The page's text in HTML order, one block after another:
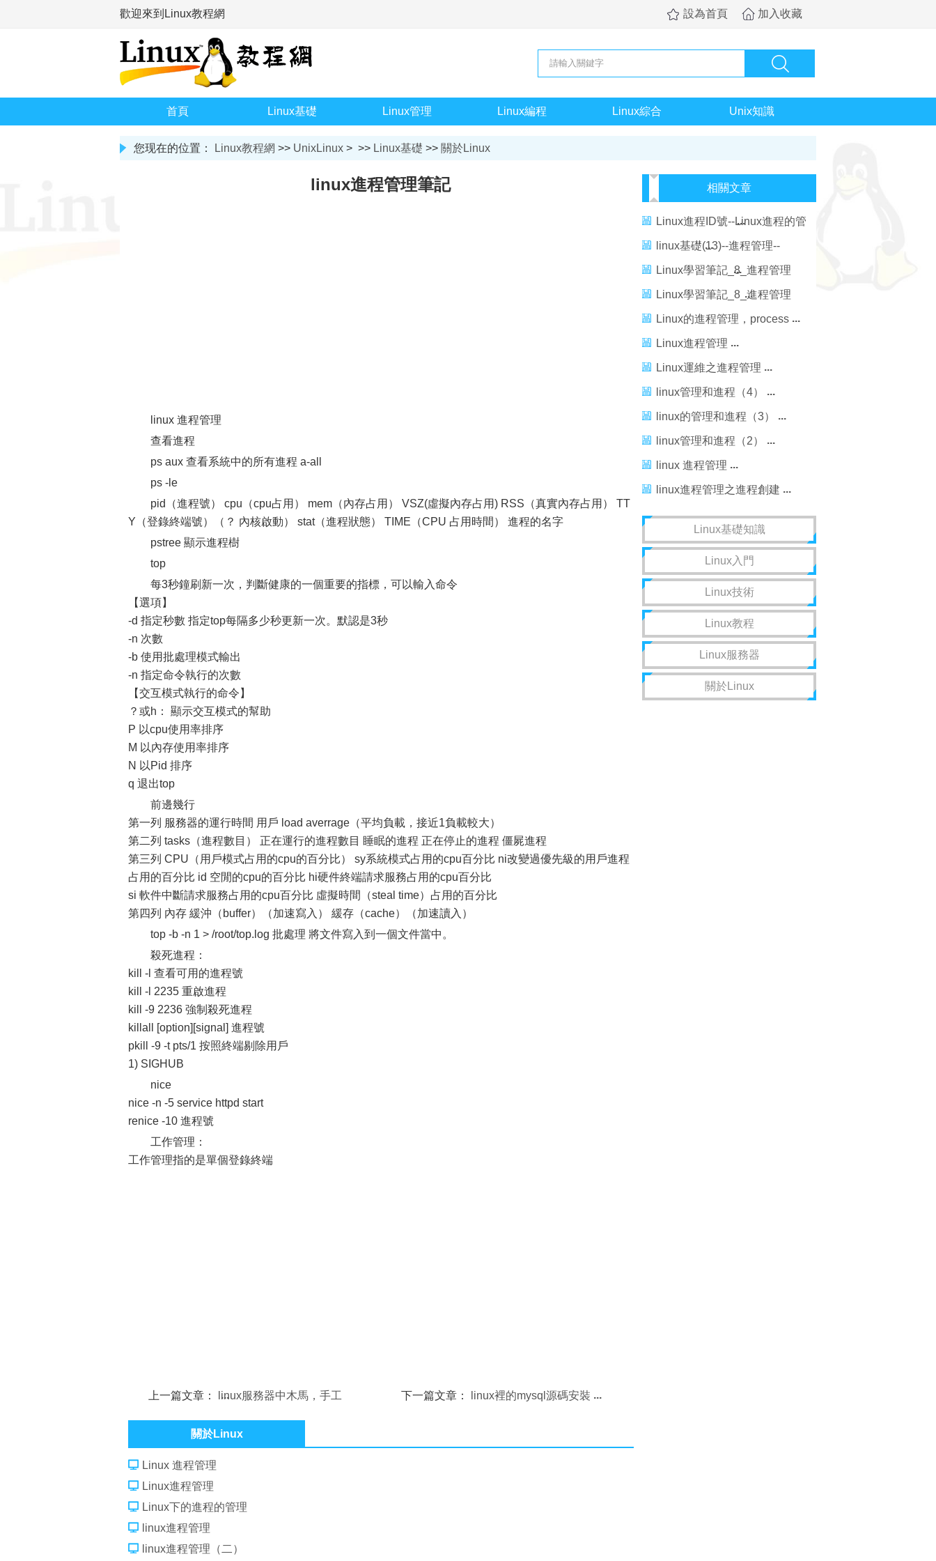
歡迎來到Linux教程網 設為首頁 加入收藏
首頁 Linux基礎 Linux管理 Linux編程 Linux綜合 Unix知識
您现在的位置： Linux教程網 >> UnixLinux > >> Linux基礎 >> 關於Linux
linux進程管理筆記
linux 進程管理
查看進程
ps aux 查看系統中的所有進程 a-all
ps -le
pid（進程號） cpu（cpu占用） mem（內存占用） VSZ(虛擬內存占用) RSS（真實內存占用） TT
Y（登錄終端號）（？ 內核啟動） stat（進程狀態） TIME（CPU 占用時間） 進程的名字
pstree 顯示進程樹
top
每3秒鐘刷新一次，判斷健康的一個重要的指標，可以輸入命令
【選項】
-d 指定秒數 指定top每隔多少秒更新一次。默認是3秒
-n 次數
-b 使用批處理模式輸出
-n 指定命令執行的次數
【交互模式執行的命令】
？或h： 顯示交互模式的幫助
P 以cpu使用率排序
M 以內存使用率排序
N 以Pid 排序
q 退出top
前邊幾行
第一列 服務器的運行時間 用戶 load averrage（平均負載，接近1負載較大）
第二列 tasks（進程數目） 正在運行的進程數目 睡眠的進程 正在停止的進程 僵屍進程
第三列 CPU（用戶模式占用的cpu的百分比） sy系統模式占用的cpu百分比 ni改變過優先級的用戶進程
占用的百分比 id 空閒的cpu的百分比 hi硬件終端請求服務占用的cpu百分比
si 軟件中斷請求服務占用的cpu百分比 虛擬時間（steal time）占用的百分比
第四列 內存 緩沖（buffer）（加速寫入） 緩存（cache）（加速讀入）
top -b -n 1 > /root/top.log 批處理 將文件寫入到一個文件當中。
殺死進程：
kill -l 查看可用的進程號
kill -l 2235 重啟進程
kill -9 2236 強制殺死進程
killall [option][signal] 進程號
pkill -9 -t pts/1 按照終端剔除用戶
1) SIGHUB
nice
nice -n -5 service httpd start
renice -10 進程號
工作管理：
工作管理指的是單個登錄終端
上一篇文章：
linux服務器中木馬，手工
下一篇文章： linux裡的mysql源碼安裝
關於Linux
Linux 進程管理
Linux進程管理
Linux下的進程的管理
linux進程管理
linux進程管理（二）
相關文章
Linux進程ID號--Linux進程的管
理與調度（三）
linux基礎(13)--進程管理--
RHEL6.5
Linux學習筆記_8_進程管理
_1_進程的概念
Linux學習筆記_8_進程管理
_2_進程管理命令
Linux的進程管理，process
Linux進程管理
Linux運維之進程管理
linux管理和進程（4）
linux的管理和進程（3）
linux管理和進程（2）
linux 進程管理
linux進程管理之進程創建
Linux基礎知識
Linux入門
Linux技術
Linux教程
Linux服務器
關於Linux